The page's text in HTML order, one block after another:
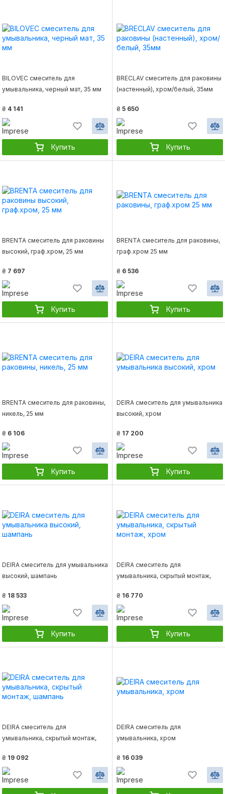
BILOVEC смеситель для
умывальника, черный мат, 35 мм
₴ 4 141
Купить
BRECLAV cмеситель для раковины
(настенный), хром/белый, 35мм
₴ 5 650
Купить
BRENTA смеситель для раковины
высокий, граф.хром, 25 мм
₴ 7 697
Купить
BRENTA смеситель для раковины,
граф.хром 25 мм
₴ 6 536
Купить
BRENTA смеситель для раковины,
никель, 25 мм
₴ 6 106
Купить
DEIRA смеситель для умывальника
высокий, хром
₴ 17 200
Купить
DEIRA смеситель для умывальника
высокий, шампань
₴ 18 533
Купить
DEIRA смеситель для
умывальника, скрытый монтаж,
₴ 16 770
Купить
DEIRA смеситель для
умывальника, скрытый монтаж,
₴ 19 092
DEIRA смеситель для
умывальника, хром
₴ 16 039